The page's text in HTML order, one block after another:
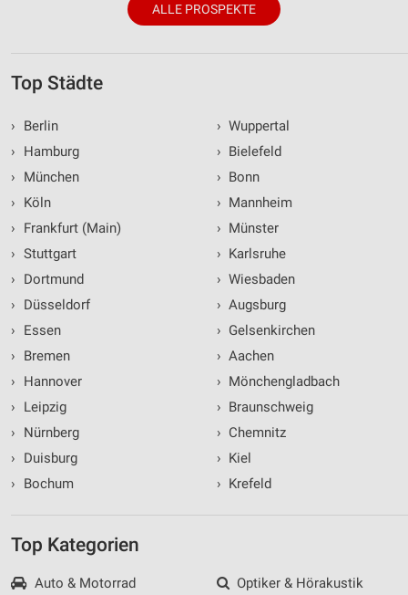
ALLE PROSPEKTE
Top Städte
›
Berlin
›
Hamburg
›
München
›
Köln
›
Frankfurt (Main)
› Stuttgart
›
Dortmund
›
Düsseldorf
›
Essen
›
Bremen
›
Hannover
›
Leipzig
›
Nürnberg
›
Duisburg
›
Bochum
› Wuppertal
› Bielefeld
› Bonn
› Mannheim
› Münster
› Karlsruhe
› Wiesbaden
› Augsburg
› Gelsenkirchen
› Aachen
› Mönchengladbach
› Braunschweig
› Chemnitz
› Kiel
› Krefeld
Top Kategorien
Auto & Motorrad
Optiker & Hörakustik